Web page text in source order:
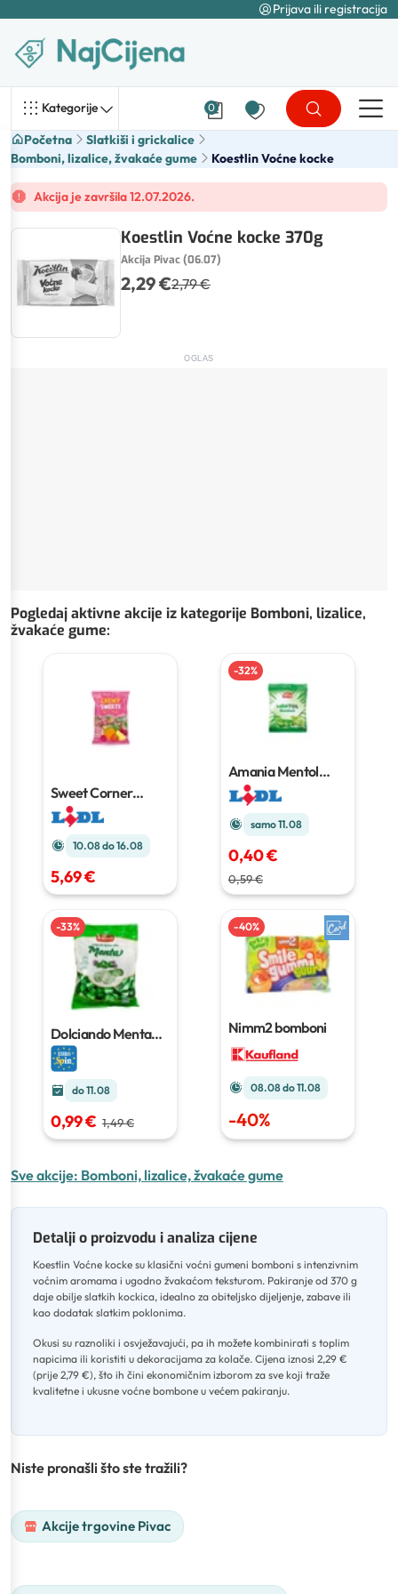
Prijava ili registracija
Kategorije 0
Početna
Slatkiši i grickalice
Bomboni, lizalice, žvakaće gume
Koestlin Voćne kocke
Akcija je završila 12.07.2026.
Koestlin Voćne kocke 370g
Akcija Pivac (06.07)
2,29 €2,79 €
OGLAS
Pogledaj aktivne akcije iz kategorije Bomboni, lizalice,
žvakaće gume:
Sweet Corner
voćne karamele
XXL1.2 kg
10.08 do 16.08
5,69 €
-32%
Amania Mentol
bomboni
samo 11.08
0,40 €
0,59 €
-33%
Dolciando Menta
bomboni s
punjenjem
do 11.08
0,99 € 1,49 €
-40%
Nimm2 bomboni
08.08 do 11.08
-40%
Sve akcije: Bomboni, lizalice, žvakaće gume
Detalji o proizvodu i analiza cijene
Koestlin Voćne kocke su klasični voćni gumeni bomboni s intenzivnim
voćnim aromama i ugodno žvakaćom teksturom. Pakiranje od 370 g
daje obilje slatkih kockica, idealno za obiteljsko dijeljenje, zabave ili
kao dodatak slatkim poklonima.
Okusi su raznoliki i osvježavajući, pa ih možete kombinirati s toplim
napicima ili koristiti u dekoracijama za kolače. Cijena iznosi 2,29 €
(prije 2,79 €), što ih čini ekonomičnim izborom za sve koji traže
kvalitetne i ukusne voćne bombone u većem pakiranju.
Niste pronašli što ste tražili?
Akcije trgovine Pivac